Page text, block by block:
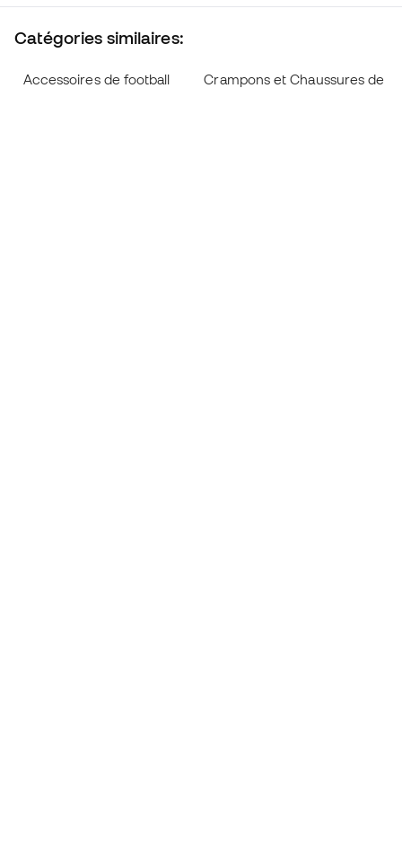
Catégories similaires:
Accessoires de football Crampons et Chaussures de